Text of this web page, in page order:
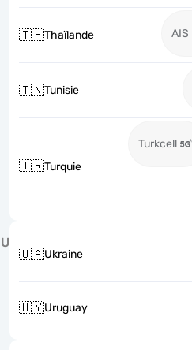
🇹🇭Thaïlande AIS
🇹🇳Tunisie
🇹🇷Turquie
Turkcell
U
🇺🇦Ukraine
🇺🇾Uruguay